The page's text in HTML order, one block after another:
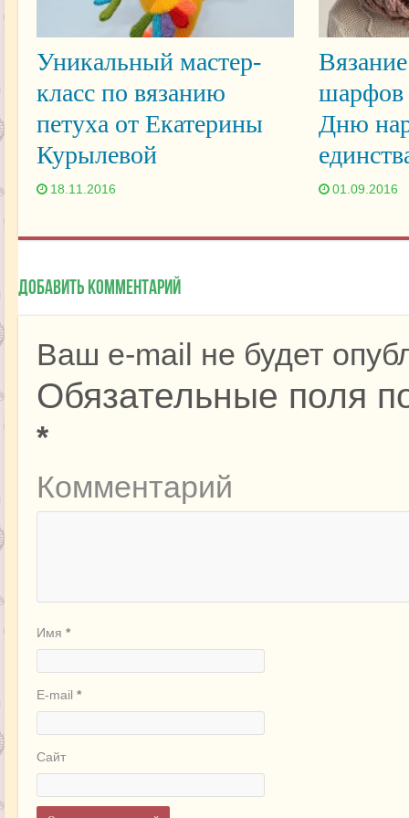
Уникальный мастер-
класс по вязанию
петуха от Екатерины
Курылевой
18.11.2016
шарфов
Дню
01.09.2016
Добавить комментарий
Ваш e-mail не будет
Обязательные поля
*
Комментарий
Имя *
E-mail *
Сайт